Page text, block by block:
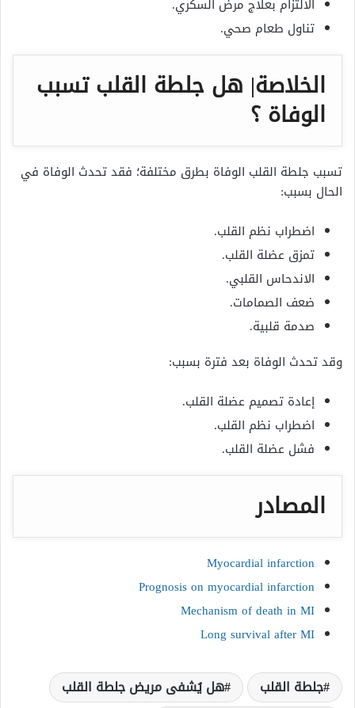
الالتزام بعلاج مرض السكري.
تناول طعام صحي.
الخلاصة| هل جلطة القلب تسبب
الوفاة ؟
تسبب جلطة القلب الوفاة بطرق مختلفة؛ فقد تحدث الوفاة في
الحال بسبب:
اضطراب نظم القلب.
تمزق عضلة القلب.
الاندحاس القلبي.
ضعف الصمامات.
صدمة قلبية.
وقد تحدث الوفاة بعد فترة بسبب:
إعادة تصميم عضلة القلب.
اضطراب نظم القلب.
فشل عضلة القلب.
المصادر
Myocardial infarction
Prognosis on myocardial infarction
Mechanism of death in MI
Long survival after MI
جلطة القلب
هل يُشفى مريض جلطة القلب